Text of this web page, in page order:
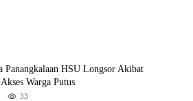
Panangkalaan HSU Longsor Akibat
Warga Putus
33